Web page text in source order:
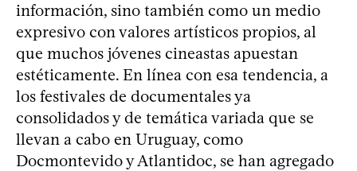
información, sino también como un medio
expresivo con valores artísticos propios, al
que muchos jóvenes cineastas apuestan
estéticamente. En línea con esa tendencia, a
los festivales de documentales ya
consolidados y de temática variada que se
llevan a cabo en Uruguay, como
Docmontevido y Atlantidoc, se han agregado